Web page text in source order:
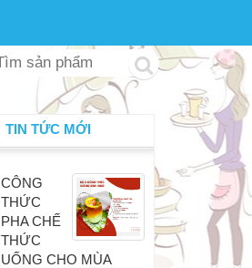
TIN TỨC MỚI
CÔNG
THỨC
PHA CHẾ
THỨC
UỐNG CHO MÙA